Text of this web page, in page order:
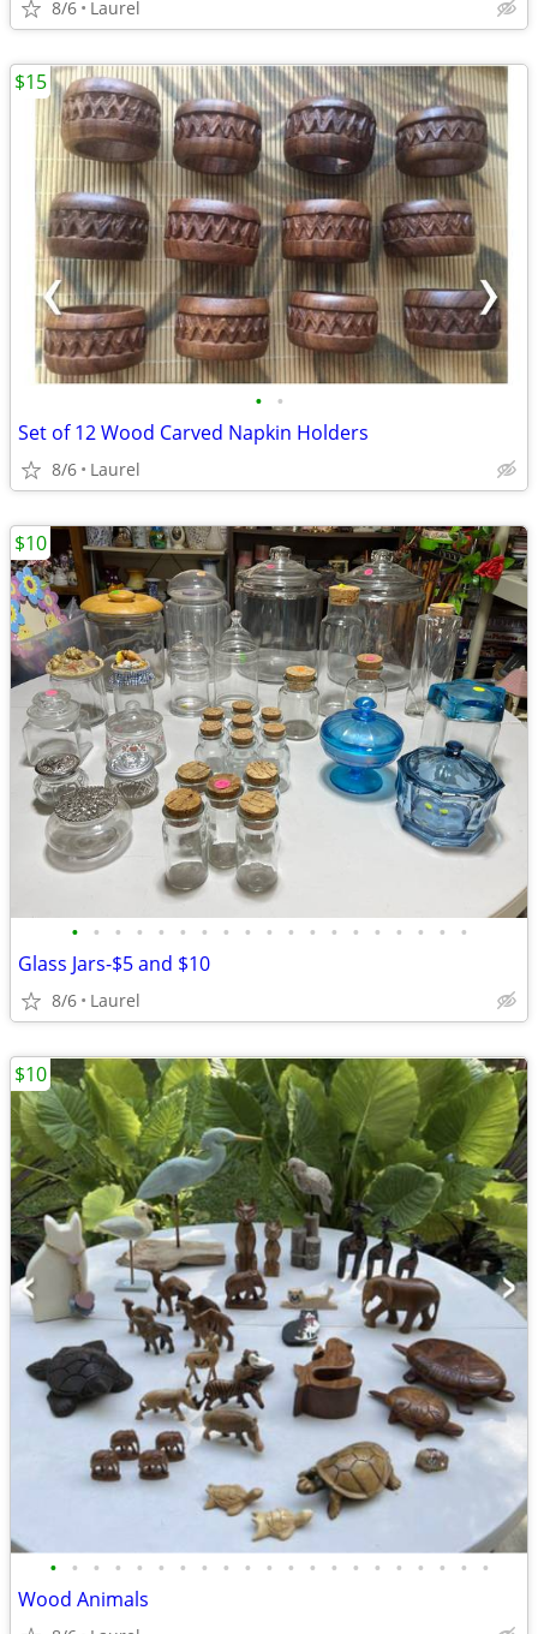
8/6 Laurel
• •
Set of 12 Wood Carved Napkin Holders
8/6 Laurel
$15
• • • • • • • • • • • • • • • • • • •
Glass Jars-$5 and $10
8/6 Laurel
$10
• • • • • • • • • • • • • • • • • • • • •
Wood Animals
$10